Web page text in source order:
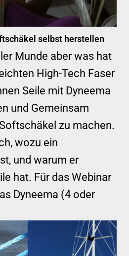
selbst herstellen
Munde aber was hat
High-Tech Faser
Seile mit Dyneema
und Gemeinsam
zu machen.
wozu ein
und warum er
hat. Für das Webinar
Dyneema (4 oder